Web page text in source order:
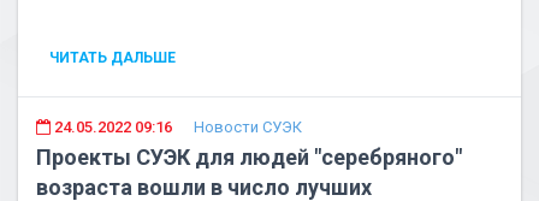
ЧИТАТЬ ДАЛЬШЕ
24.05.2022 09:16 Новости СУЭК
Проекты СУЭК для людей "серебряного"
возраста вошли в число лучших